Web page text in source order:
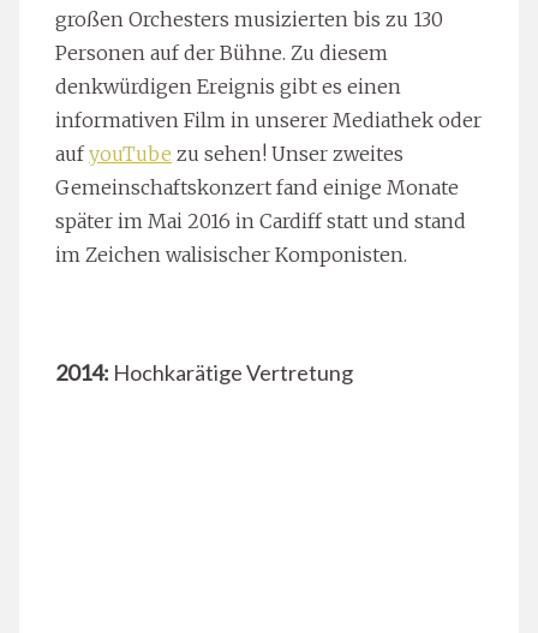
großen Orchesters musizierten bis zu 130
Personen auf der Bühne. Zu diesem
denkwürdigen Ereignis gibt es einen
informativen Film in unserer Mediathek oder
aufyouTube zu sehen! Unser zweites
Gemeinschaftskonzert fand einige Monate
später im Mai 2016 in Cardiff statt und stand
im Zeichen walisischer Komponisten.
2014: Hochkarätige Vertretung